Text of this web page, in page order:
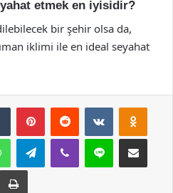
etmek en iyisidir?
bir şehir olsa da,
iklimi ile en ideal seyahat
Tumblr PinterestReddit VKontakte
WhatsAppTelegramViber Line E-Posta ile
Yazdır